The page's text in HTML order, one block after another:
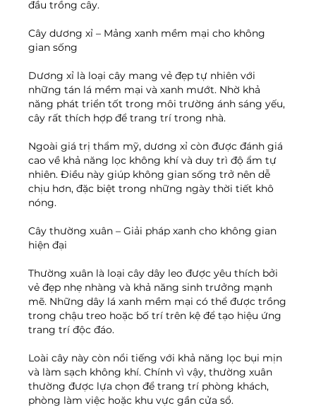
đầu trồng cây.
Cây dương xỉ – Mảng xanh mềm mại cho không
gian sống
Dương xỉ là loại cây mang vẻ đẹp tự nhiên với
những tán lá mềm mại và xanh mướt. Nhờ khả
năng phát triển tốt trong môi trường ánh sáng yếu,
cây rất thích hợp để trang trí trong nhà.
Ngoài giá trị thẩm mỹ, dương xỉ còn được đánh giá
cao về khả năng lọc không khí và duy trì độ ẩm tự
nhiên. Điều này giúp không gian sống trở nên dễ
chịu hơn, đặc biệt trong những ngày thời tiết khô
nóng.
Cây thường xuân – Giải pháp xanh cho không gian
hiện đại
Thường xuân là loại cây dây leo được yêu thích bởi
vẻ đẹp nhẹ nhàng và khả năng sinh trưởng mạnh
mẽ. Những dây lá xanh mềm mại có thể được trồng
trong chậu treo hoặc bố trí trên kệ để tạo hiệu ứng
trang trí độc đáo.
Loài cây này còn nổi tiếng với khả năng lọc bụi mịn
và làm sạch không khí. Chính vì vậy, thường xuân
thường được lựa chọn để trang trí phòng khách,
phòng làm việc hoặc khu vực gần cửa sổ.